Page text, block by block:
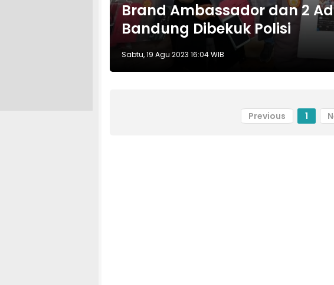
Brand Ambassador dan 2
Bandung Dibekuk Polisi
Sabtu, 19 Agu 2023 16:04 WIB
Previous 1